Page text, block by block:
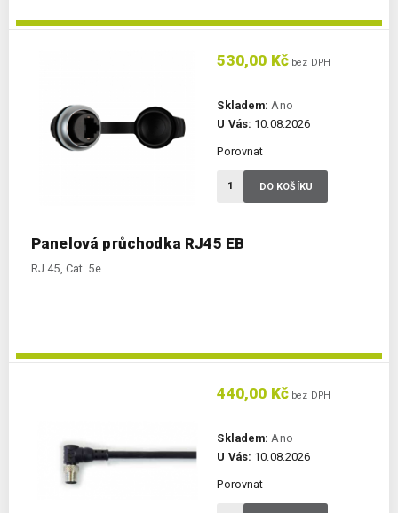
Panelová průchodka RJ45 EB
RJ 45, Cat. 5e
530,00 Kč bez DPH
Skladem: Ano
U Vás: 10.08.2026
Porovnat
DO KOŠÍKU
440,00 Kč bez DPH
Skladem: Ano
U Vás: 10.08.2026
Porovnat